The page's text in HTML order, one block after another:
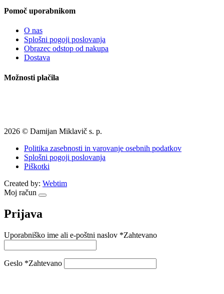
Pomoč uporabnikom
O nas
Splošni pogoji poslovanja
Obrazec odstop od nakupa
Dostava
Možnosti plačila
2026 © Damijan Miklavič s. p.
Politika zasebnosti in varovanje osebnih podatkov
Splošni pogoji poslovanja
Piškotki
Created by: Webtim
Moj račun
Prijava
Uporabniško ime ali e-poštni naslov *Zahtevano
Geslo *Zahtevano